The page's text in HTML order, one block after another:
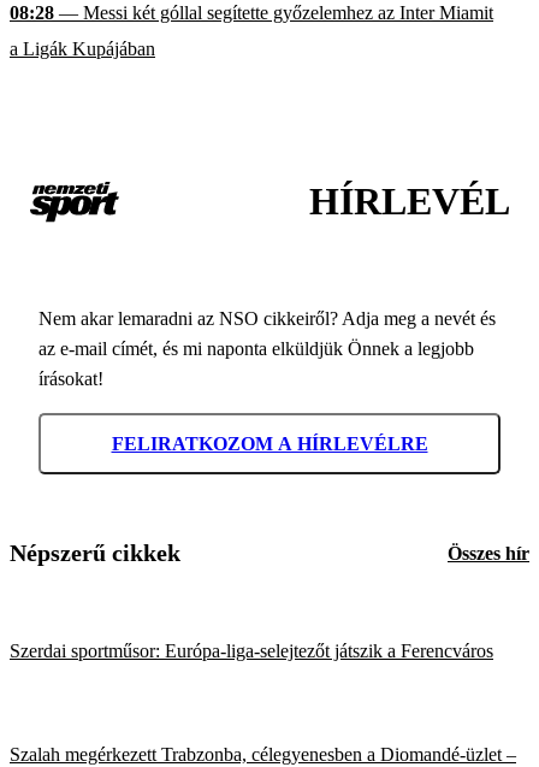
08:28 — Messi két góllal segítette győzelemhez az Inter Miamit
a Ligák Kupájában
HÍRLEVÉL
Nem akar lemaradni az NSO cikkeiről? Adja meg a nevét és
az e-mail címét, és mi naponta elküldjük Önnek a legjobb
írásokat!
FELIRATKOZOM A HÍRLEVÉLRE
Népszerű cikkek Összes hír
Szerdai sportműsor: Európa-liga-selejtezőt játszik a Ferencváros
Szalah megérkezett Trabzonba, célegyenesben a Diomandé-üzlet –